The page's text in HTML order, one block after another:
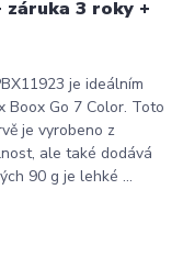
záruka 3 roky +
je ideálním
Boox Go 7 Color. Toto
je vyrobeno z
ale také dodává
90 g je lehké ...